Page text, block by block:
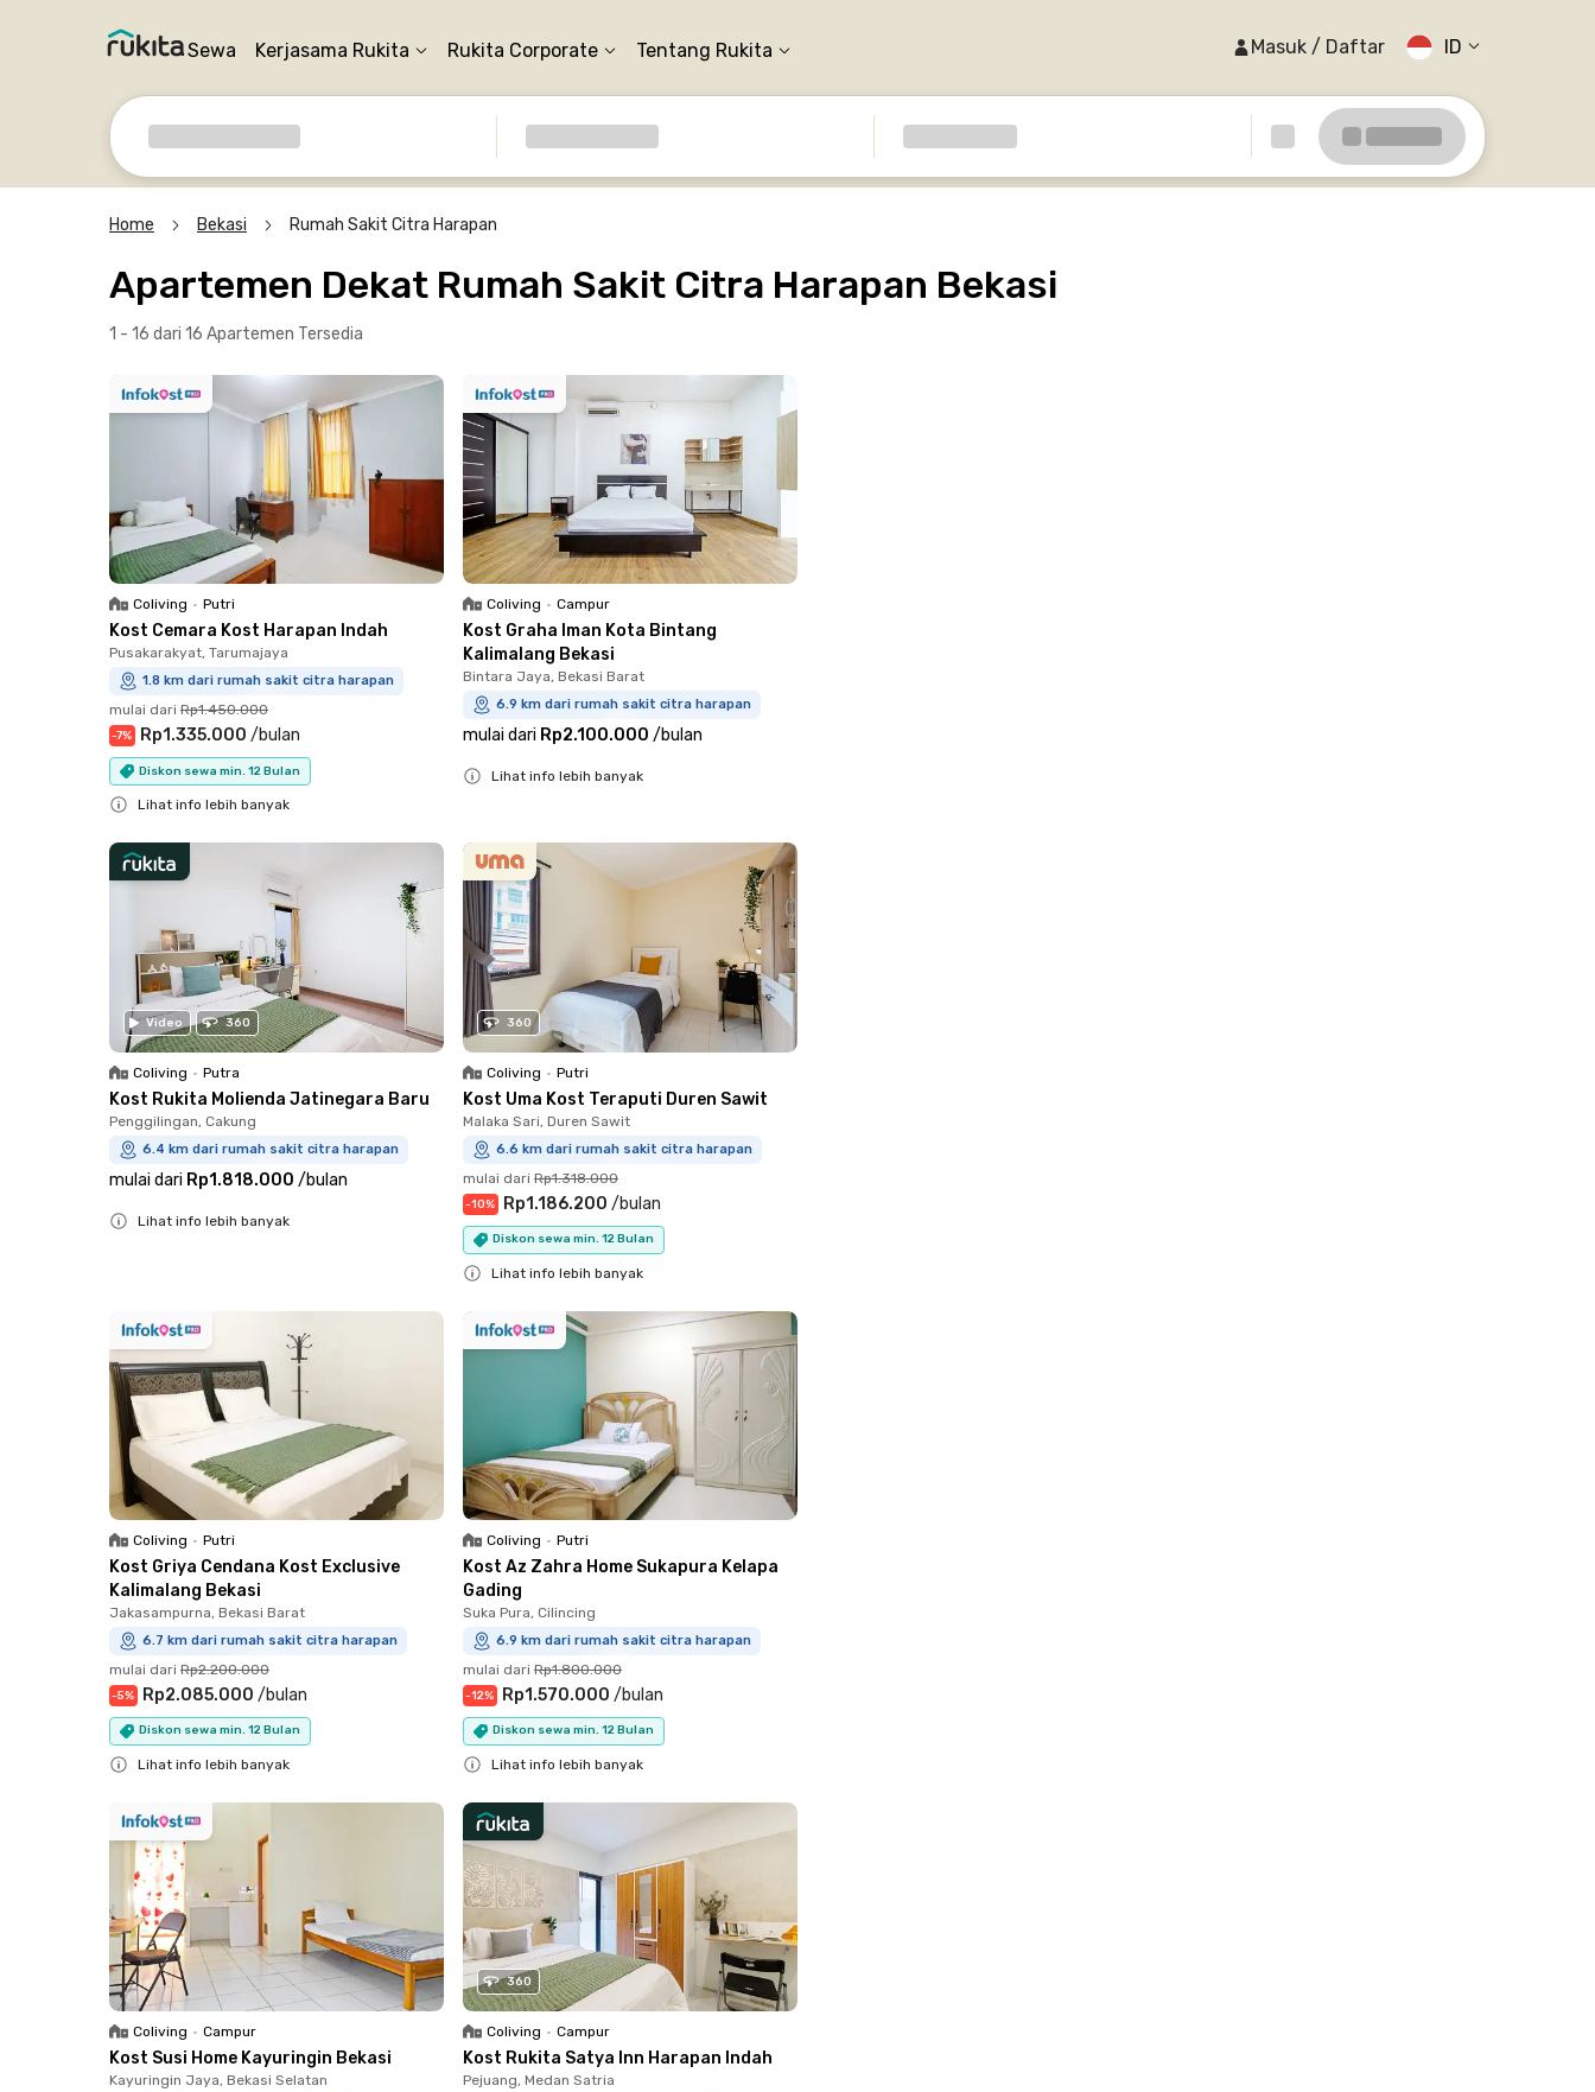
Sewa Kerjasama Rukita Rukita Corporate Tentang Rukita Masuk / Daftar ID
Home Bekasi Rumah Sakit Citra Harapan
Apartemen Dekat Rumah Sakit Citra Harapan Bekasi
1 - 16 dari 16 Apartemen Tersedia
Coliving • Putri
Kost Cemara Kost Harapan Indah
Pusakarakyat, Tarumajaya
1.8 km dari rumah sakit citra harapan
mulai dari Rp1.450.000
-7% Rp1.335.000 /bulan
Diskon sewa min. 12 Bulan
Lihat info lebih banyak
Coliving • Campur
Kost Graha Iman Kota Bintang
Kalimalang Bekasi
Bintara Jaya, Bekasi Barat
6.9 km dari rumah sakit citra harapan
mulai dari Rp2.100.000 /bulan
Lihat info lebih banyak
Video 360
Coliving • Putra
Kost Rukita Molienda Jatinegara Baru
Penggilingan, Cakung
6.4 km dari rumah sakit citra harapan
mulai dari Rp1.818.000 /bulan
Lihat info lebih banyak
360
Coliving • Putri
Kost Uma Kost Teraputi Duren Sawit
Malaka Sari, Duren Sawit
6.6 km dari rumah sakit citra harapan
mulai dari Rp1.318.000
-10% Rp1.186.200 /bulan
Diskon sewa min. 12 Bulan
Lihat info lebih banyak
Coliving • Putri
Kost Griya Cendana Kost Exclusive
Kalimalang Bekasi
Jakasampurna, Bekasi Barat
6.7 km dari rumah sakit citra harapan
mulai dari Rp2.200.000
-5% Rp2.085.000 /bulan
Diskon sewa min. 12 Bulan
Lihat info lebih banyak
Coliving • Putri
Kost Az Zahra Home Sukapura Kelapa
Gading
Suka Pura, Cilincing
6.9 km dari rumah sakit citra harapan
mulai dari Rp1.800.000
-12% Rp1.570.000 /bulan
Diskon sewa min. 12 Bulan
Lihat info lebih banyak
Coliving • Campur
Kost Susi Home Kayuringin Bekasi
Kayuringin Jaya, Bekasi Selatan
360
Coliving • Campur
Kost Rukita Satya Inn Harapan Indah
Pejuang, Medan Satria